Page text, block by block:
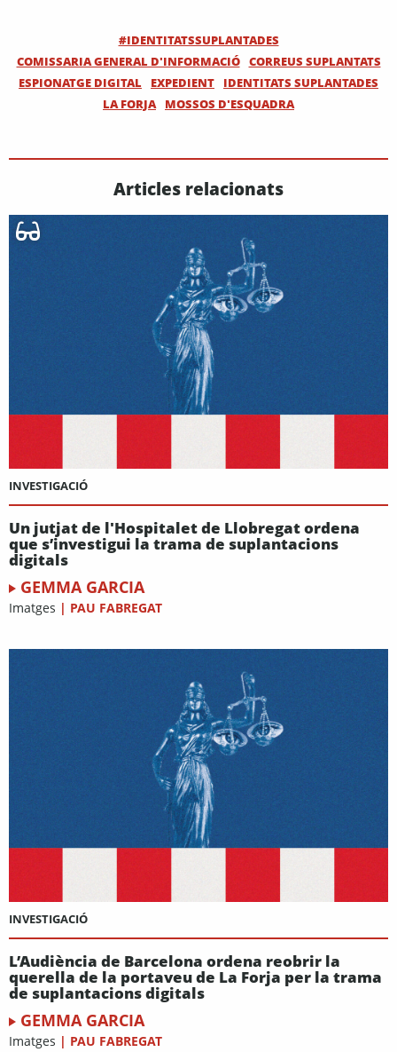
#IDENTITATSSUPLANTADES
COMISSARIA GENERAL D'INFORMACIÓ CORREUS SUPLANTATS
ESPIONATGE DIGITAL
EXPEDIENT
IDENTITATS SUPLANTADES
LA FORJA
MOSSOS D'ESQUADRA
Articles relacionats
INVESTIGACIÓ
Un jutjat de l'Hospitalet de Llobregat ordena
que s’investigui la trama de suplantacions
digitals
GEMMA GARCIA
Imatges | PAU FABREGAT
INVESTIGACIÓ
L’Audiència de Barcelona ordena reobrir la
querella de la portaveu de La Forja per la trama
de suplantacions digitals
GEMMA GARCIA
Imatges | PAU FABREGAT